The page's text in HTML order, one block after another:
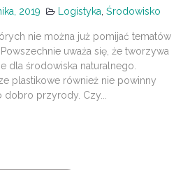
2019 Logistyka, Środowisko
nie można już pomijać tematów
uważa się, że tworzywa
dla środowiska naturalnego.
plastikowe również nie powinny
dobro przyrody. Czy...